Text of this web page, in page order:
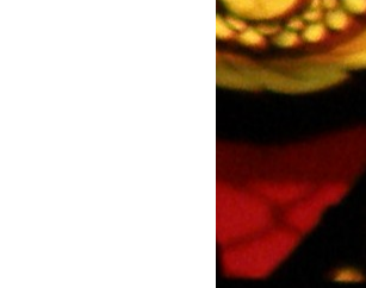
fête de Saint Joseph du